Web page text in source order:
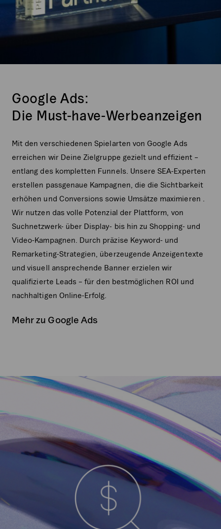
Google Ads:
Die Must-have-Werbeanzeigen
Mit den verschiedenen Spielarten von Google Ads
erreichen wir Deine Zielgruppe gezielt und effizient –
entlang des kompletten Funnels. Unsere SEA-Experten
erstellen passgenaue Kampagnen, die die Sichtbarkeit
erhöhen und Conversions sowie Umsätze maximieren .
Wir nutzen das volle Potenzial der Plattform, von
Suchnetzwerk- über Display- bis hin zu Shopping- und
Video-Kampagnen. Durch präzise Keyword- und
Remarketing-Strategien, überzeugende Anzeigentexte
und visuell ansprechende Banner erzielen wir
qualifizierte Leads – für den bestmöglichen ROI und
nachhaltigen Online-Erfolg.
Mehr zu Google Ads